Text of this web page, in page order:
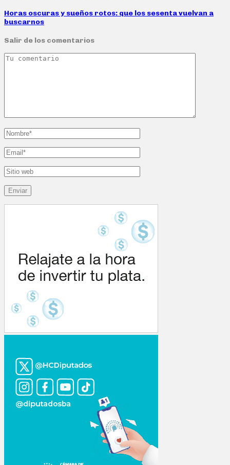
Horas oscuras y sueños rotos: que los sesenta vuelvan a
buscarnos
Salir de los comentarios